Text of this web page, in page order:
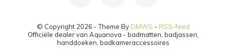
© Copyright 2026 - Theme By DMWS - RSS-feed
Officiële dealer van Aquanova - badmatten, badjassen,
handdoeken, badkameraccessoires